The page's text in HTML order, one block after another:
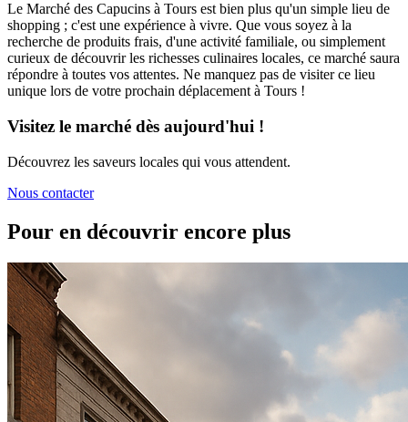
Le Marché des Capucins à Tours est bien plus qu'un simple lieu de
shopping ; c'est une expérience à vivre. Que vous soyez à la
recherche de produits frais, d'une activité familiale, ou simplement
curieux de découvrir les richesses culinaires locales, ce marché saura
répondre à toutes vos attentes. Ne manquez pas de visiter ce lieu
unique lors de votre prochain déplacement à Tours !
Visitez le marché dès aujourd'hui !
Découvrez les saveurs locales qui vous attendent.
Nous contacter
Pour en découvrir encore plus